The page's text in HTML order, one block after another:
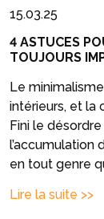
15.03.25
4 ASTUCES
TOUJOURS
Le
intérieurs, et la
Fini le
l’accumulation
en tout genre
Lire la suite >>